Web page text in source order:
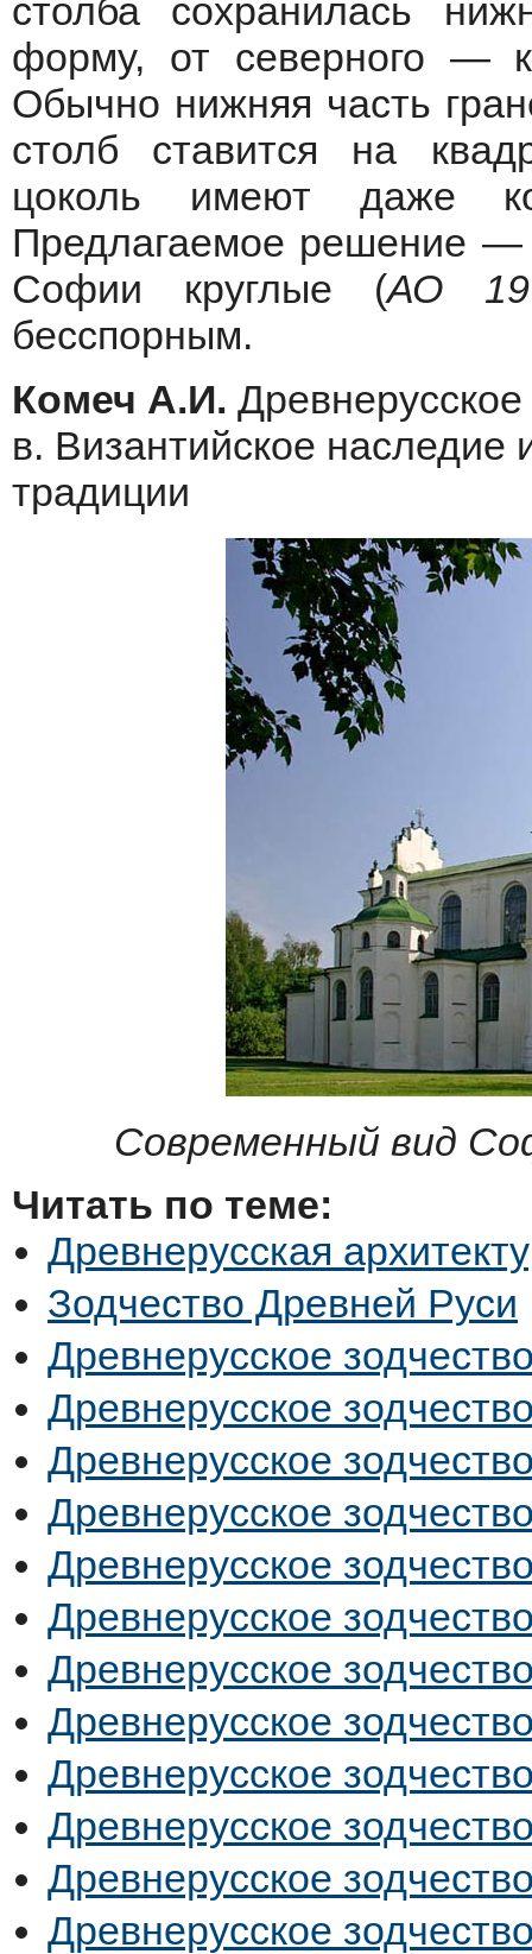
столба сохранилась
форму, от северного —
Обычно нижняя часть
столб ставится на
цоколь имеют даже
Предлагаемое решение —
Софии круглые (АО
бесспорным.
Комеч А.И.
в. Византийское наследие
традиции
Современный вид
Читать по теме:
Древнерусская
Зодчество Древней Руси
Древнерусское
Древнерусское
Древнерусское
Древнерусское
Древнерусское
Древнерусское
Древнерусское
Древнерусское
Древнерусское
Древнерусское
Древнерусское
Древнерусское